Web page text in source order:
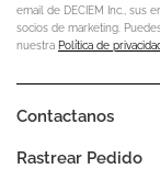
email de DECIEM Inc., sus
socios de marketing.
nuestra Política de
Contactanos
Rastrear Pedido